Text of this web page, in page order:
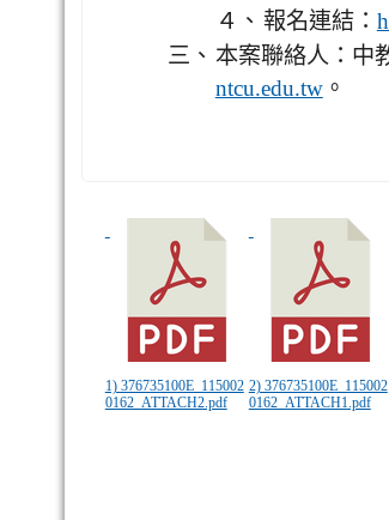
４、 報名連結：
三、 本案聯絡人：中
ntcu.edu.tw。
1) 376735100E_115002
0162_ATTACH2.pdf
2) 376735100E_115002
0162_ATTACH1.pdf